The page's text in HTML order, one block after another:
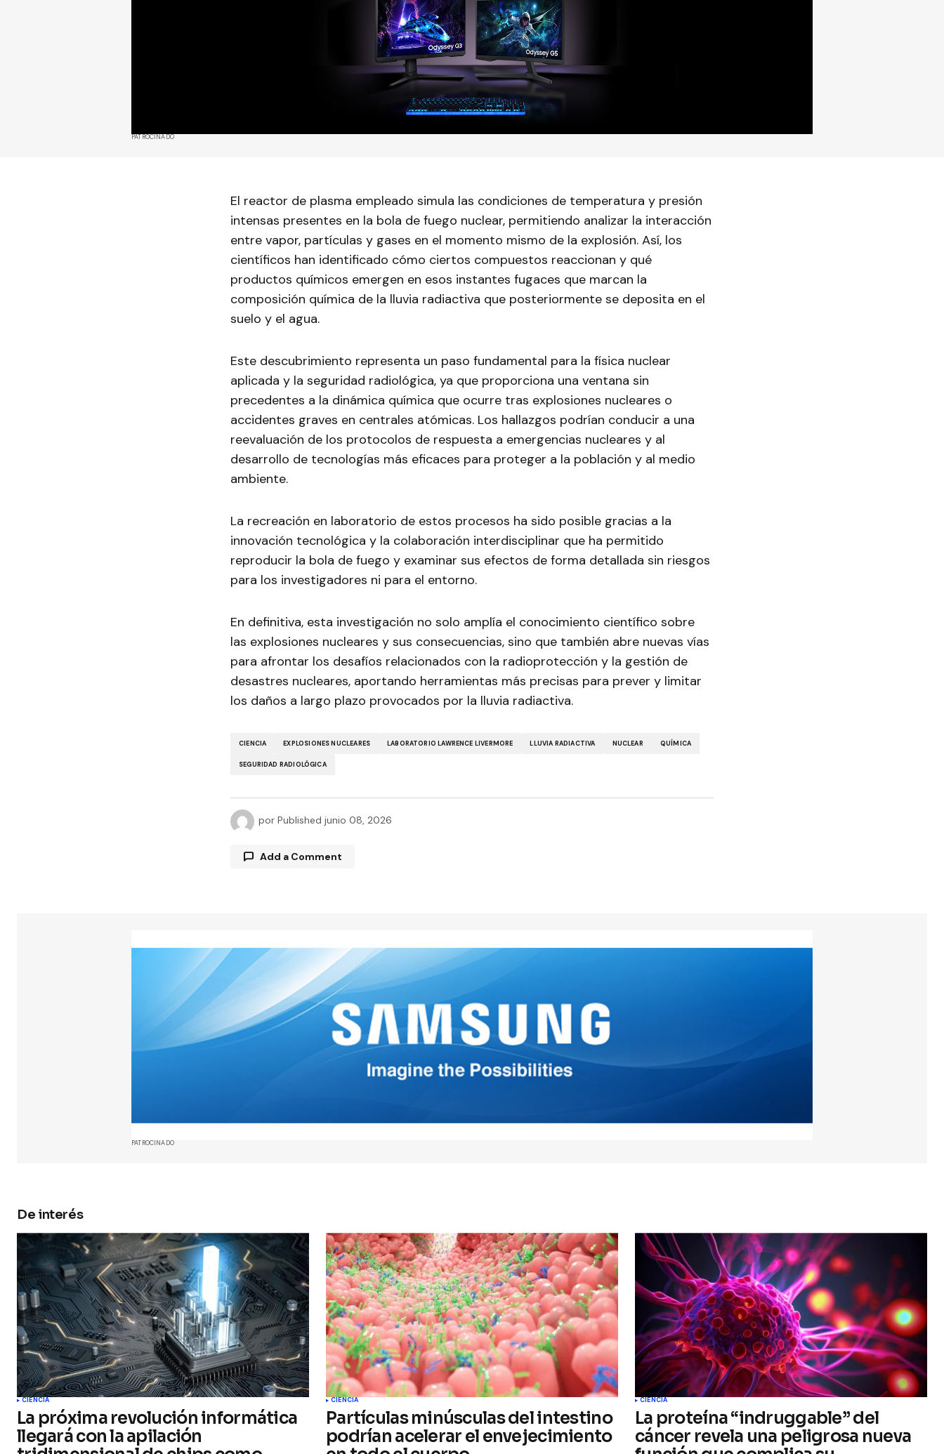
PATROCINADO
El reactor de plasma empleado simula las condiciones de temperatura y presión
intensas presentes en la bola de fuego nuclear, permitiendo analizar la interacción
entre vapor, partículas y gases en el momento mismo de la explosión. Así, los
científicos han identificado cómo ciertos compuestos reaccionan y qué
productos químicos emergen en esos instantes fugaces que marcan la
composición química de la lluvia radiactiva que posteriormente se deposita en el
suelo y el agua.
Este descubrimiento representa un paso fundamental para la física nuclear
aplicada y la seguridad radiológica, ya que proporciona una ventana sin
precedentes a la dinámica química que ocurre tras explosiones nucleares o
accidentes graves en centrales atómicas. Los hallazgos podrían conducir a una
reevaluación de los protocolos de respuesta a emergencias nucleares y al
desarrollo de tecnologías más eficaces para proteger a la población y al medio
ambiente.
La recreación en laboratorio de estos procesos ha sido posible gracias a la
innovación tecnológica y la colaboración interdisciplinar que ha permitido
reproducir la bola de fuego y examinar sus efectos de forma detallada sin riesgos
para los investigadores ni para el entorno.
En definitiva, esta investigación no solo amplía el conocimiento científico sobre
las explosiones nucleares y sus consecuencias, sino que también abre nuevas vías
para afrontar los desafíos relacionados con la radioprotección y la gestión de
desastres nucleares, aportando herramientas más precisas para prever y limitar
los daños a largo plazo provocados por la lluvia radiactiva.
CIENCIA EXPLOSIONES NUCLEARES LABORATORIO LAWRENCE LIVERMORE LLUVIA RADIACTIVA NUCLEAR QUÍMICA
SEGURIDAD RADIOLÓGICA
por Published junio 08, 2026
Add a Comment
*
Your E-mail*
próxima vez que comente.
PATROCINADO
De interés
CIENCIA
La próxima revolución informática
llegará con la apilación
CIENCIA
Partículas minúsculas del intestino
podrían acelerar el envejecimiento
CIENCIA
La proteína “indruggable” del
cáncer revela una peligrosa nueva